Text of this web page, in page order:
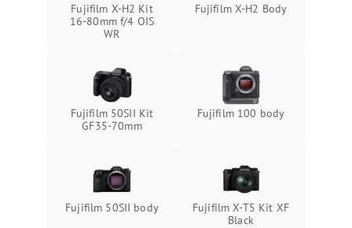
Fujifilm X-H2 Kit
16-80mm f/4 OIS
WR
Fujifilm X-H2 Body
Fujifilm 50SII Kit
GF35-70mm
Fujifilm 100 body
Fujifilm 50SII body
Fujifilm X-T5 Kit XF
Black